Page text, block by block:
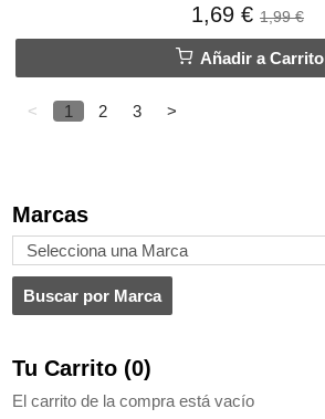
Marcas
Tu Carrito (0)
El carrito de la compra está vacío
1,69 € 1,99 €
Añadir a Carrito
< 1 2 3 >